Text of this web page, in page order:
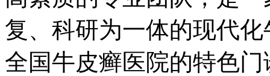
复、科研为一体的现代
全国牛皮癣医院的特色门